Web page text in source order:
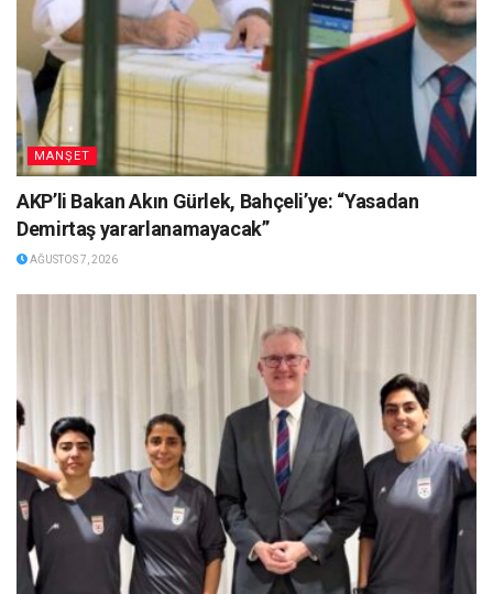
MANŞET
AKP’li Bakan Akın Gürlek, Bahçeli’ye: “Yasadan
Demirtaş yararlanamayacak”
AĞUSTOS 7, 2026